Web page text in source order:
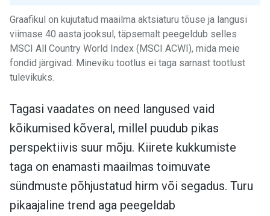
Graafikul on kujutatud maailma aktsiaturu tõuse ja langusi
viimase 40 aasta jooksul, täpsemalt peegeldub selles
MSCI All Country World Index (MSCI ACWI), mida meie
fondid järgivad. Mineviku tootlus ei taga sarnast tootlust
tulevikuks.
Tagasi vaadates on need langused vaid
kõikumised kõveral, millel puudub pikas
perspektiivis suur mõju. Kiirete kukkumiste
taga on enamasti maailmas toimuvate
sündmuste põhjustatud hirm või segadus. Turu
pikaajaline trend aga peegeldab